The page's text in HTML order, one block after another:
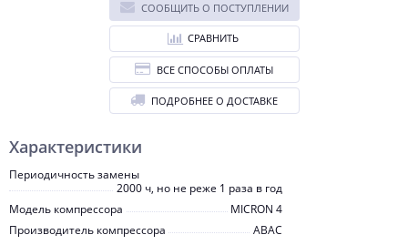
Характеристики
Периодичность замены
2000 ч, но не реже 1 раза в год
Модель компрессора
MICRON 4
Производитель компрессора
ABAC
СООБЩИТЬ О ПОСТУПЛЕНИИ
СРАВНИТЬ
ВСЕ СПОСОБЫ ОПЛАТЫ
ПОДРОБНЕЕ О ДОСТАВКЕ